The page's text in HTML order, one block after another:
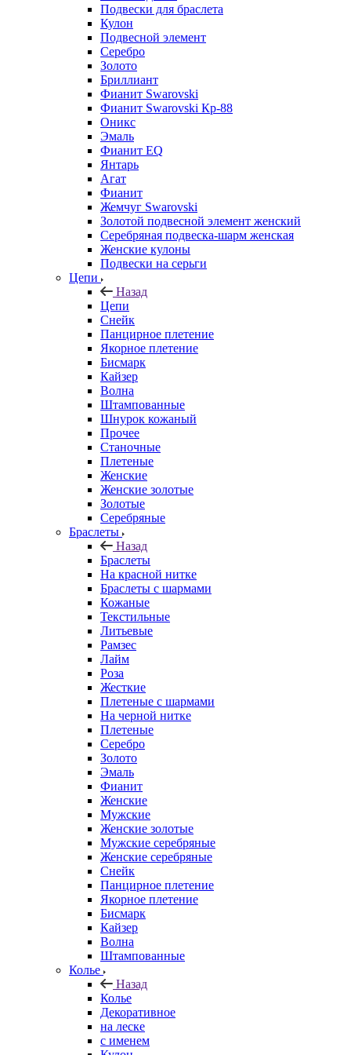
Подвески для браслета
Кулон
Подвесной элемент
Серебро
Золото
Бриллиант
Фианит Swarovski
Фианит Swarovski Кр-88
Оникс
Эмаль
Фианит EQ
Янтарь
Агат
Фианит
Жемчуг Swarovski
Золотой подвесной элемент женcкий
Серебряная подвеска-шарм женская
Женские кулоны
Подвески на серьги
Цепи
Назад
Цепи
Снейк
Панцирное плетение
Якорное плетение
Бисмарк
Кайзер
Волна
Штампованные
Шнурок кожаный
Прочее
Станочные
Плетеные
Женские
Женские золотые
Золотые
Серебряные
Браслеты
Назад
Браслеты
На красной нитке
Браслеты с шармами
Кожаные
Текстильные
Литьевые
Рамзес
Лайм
Роза
Жесткие
Плетеные с шармами
На черной нитке
Плетеные
Серебро
Золото
Эмаль
Фианит
Женские
Мужские
Женские золотые
Мужские серебряные
Женские серебряные
Снейк
Панцирное плетение
Якорное плетение
Бисмарк
Кайзер
Волна
Штампованные
Колье
Назад
Колье
Декоративное
на леске
с именем